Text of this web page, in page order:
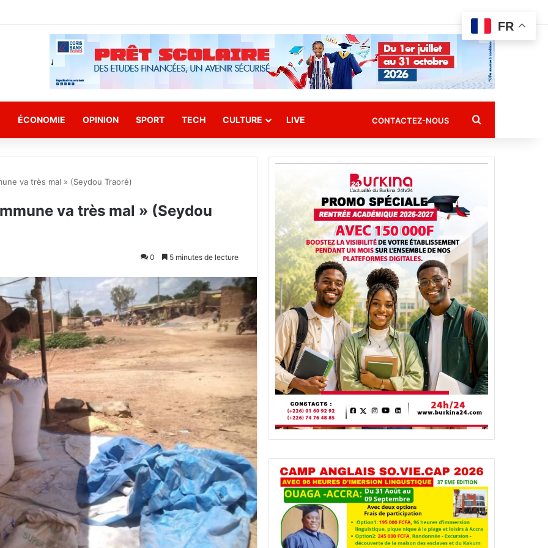
ÉCONOMIE OPINION SPORT TECH CULTURE LIVE CONTACTEZ-NOUS Rechercher
va très mal » (Seydou Traoré)
va très mal » (Seydou
0 5 minutes de lecture
FR